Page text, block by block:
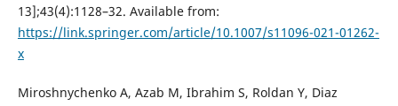
13];43(4):1128–32. Available from:
https://link.springer.com/article/10.1007/s11096-021-01262-
x
Miroshnychenko A, Azab M, Ibrahim S, Roldan Y, Diaz